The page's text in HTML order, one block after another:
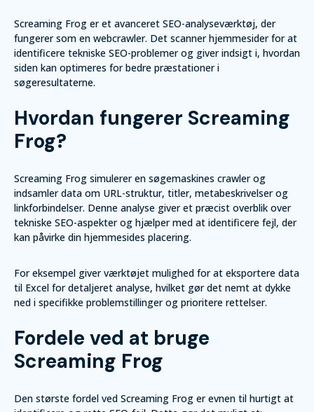
Screaming Frog er et avanceret SEO-analyseværktøj, der
fungerer som en webcrawler. Det scanner hjemmesider for at
identificere tekniske SEO-problemer og giver indsigt i, hvordan
siden kan optimeres for bedre præstationer i
søgeresultaterne.
Hvordan fungerer Screaming
Frog?
Screaming Frog simulerer en søgemaskines crawler og
indsamler data om URL-struktur, titler, metabeskrivelser og
linkforbindelser. Denne analyse giver et præcist overblik over
tekniske SEO-aspekter og hjælper med at identificere fejl, der
kan påvirke din hjemmesides placering.
For eksempel giver værktøjet mulighed for at eksportere data
til Excel for detaljeret analyse, hvilket gør det nemt at dykke
ned i specifikke problemstillinger og prioritere rettelser.
Fordele ved at bruge
Screaming Frog
Den største fordel ved Screaming Frog er evnen til hurtigt at